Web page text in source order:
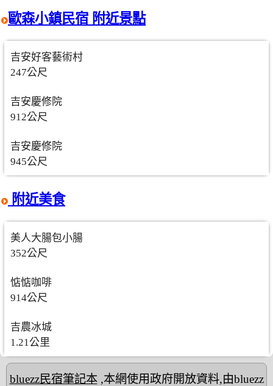
歐森小鎮民宿 附近景點
吉安好客藝術村
247公尺
吉安慶修院
912公尺
吉安慶修院
945公尺
附近美食
美人大腸包小腸
352公尺
惦惦咖啡
914公尺
吉農冰城
1.21公里
bluezz民宿筆記本,本網使用政府開放資料,由bluezz